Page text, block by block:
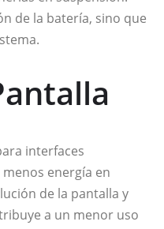
de la batería, sino que
interfaces
energía en
de la pantalla y
a un menor uso